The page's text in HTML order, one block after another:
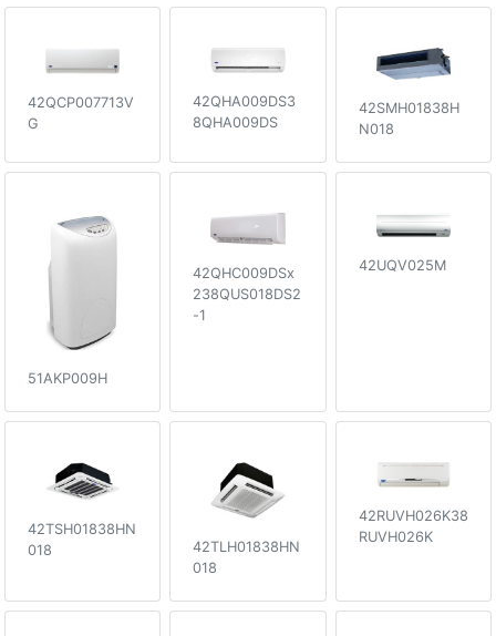
42QCP007713V
G
42QHA009DS3
8QHA009DS
42SMH01838H
N018
51AKP009H
42QHC009DSx
238QUS018DS2
-1
42UQV025M
42TSH01838HN
018
42TLH01838HN
018
42RUVH026K38
RUVH026K